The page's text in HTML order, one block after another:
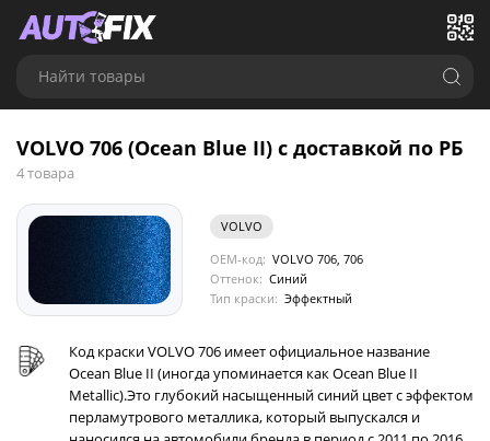
Найти товары
VOLVO 706 (Ocean Blue II) с доставкой по РБ
4 товара
VOLVO
OEM-код: VOLVO 706, 706
Оттенок: Синий
Тип краски: Эффектный
Код краски VOLVO 706 имеет официальное название
Ocean Blue II (иногда упоминается как Ocean Blue II
Metallic).Это глубокий насыщенный синий цвет с эффектом
перламутрового металлика, который выпускался и